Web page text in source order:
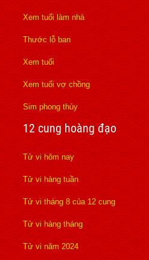
Xem tuổi làm nhà
Thước lỗ ban
Xem tuổi
Xem tuổi vợ chồng
Sim phong thủy
12 cung hoàng đạo
Tử vi hôm nay
Tử vi hàng tuần
Tử vi tháng 8 của 12 cung
Tử vi hàng tháng
Tử vi năm 2024